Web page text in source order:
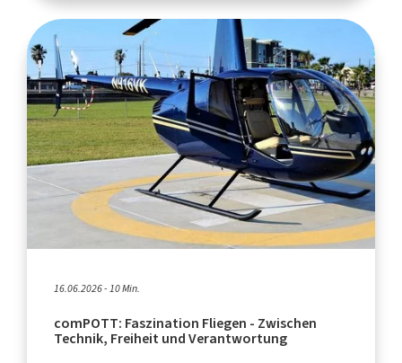
16.06.2026 - 10 Min.
comPOTT: Faszination Fliegen - Zwischen
Technik, Freiheit und Verantwortung